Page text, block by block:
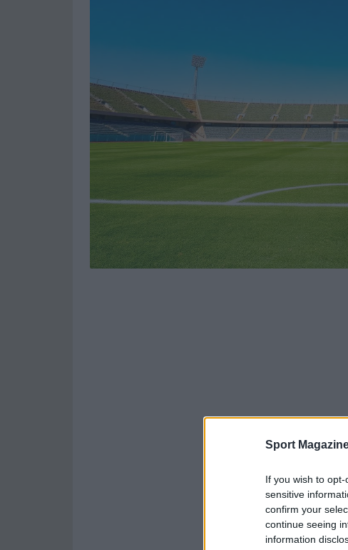
Sport
If you wish to
sensitive
confirm your
continue seeing
information